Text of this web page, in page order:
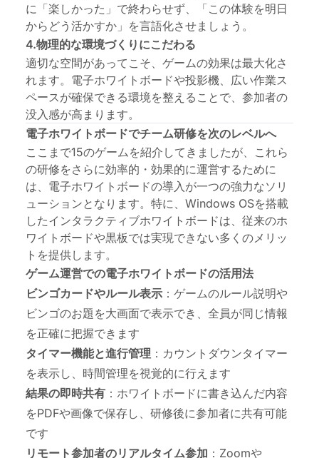
に「楽しかった」で終わらせず、「この体験を明日
からどう活かすか」を言語化させましょう。
4.物理的な環境づくりにこだわる
適切な空間があってこそ、ゲームの効果は最大化さ
れます。 電子ホワイトボードや投影機、広い作業ス
ペースが確保できる環境を整えることで、参加者の
没入感が高まります。
電子ホワイトボードでチーム研修を次のレベルへ
ここまで15のゲームを紹介してきましたが、これら
の研修をさらに効率的・効果的に運営するために
は、電子ホワイトボードの導入が一つの強力なソリ
ューションとなります。特に、Windows OSを搭載
したインタラクティブホワイトボードは、従来のホ
ワイトボードや黒板では実現できない多くのメリッ
トを提供します。
ゲーム運営での電子ホワイトボードの活用法
ビンゴカードやルール表示 ：ゲームのルール説明や
ビンゴのお題を大画面で表示でき、全員が同じ情報
を正確に把握できます
タイマー機能と進行管理 ：カウントダウンタイマー
を表示し、時間管理を視覚的に行えます
結果の即時共有 ：ホワイトボードに書き込んだ内容
をPDFや画像で保存し、研修後に参加者に共有可能
です
リモート参加者のリアルタイム参加 ： Zoomや